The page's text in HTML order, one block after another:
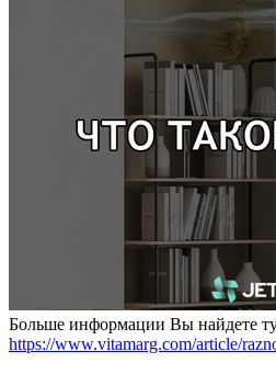
Больше информации Вы найдете
https://www.vitamarg.com/article/